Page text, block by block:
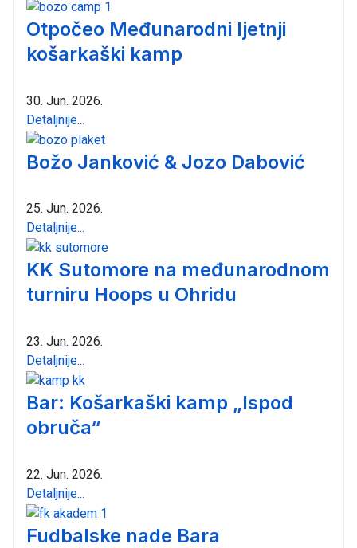
Otpočeo Međunarodni ljetnji
košarkaški kamp
30. Jun. 2026.
Detaljnije...
Božo Janković & Jozo Dabović
25. Jun. 2026.
Detaljnije...
KK Sutomore na međunarodnom
turniru Hoops u Ohridu
23. Jun. 2026.
Detaljnije...
Bar: Košarkaški kamp „Ispod
obruča“
22. Jun. 2026.
Detaljnije...
Fudbalske nade Bara